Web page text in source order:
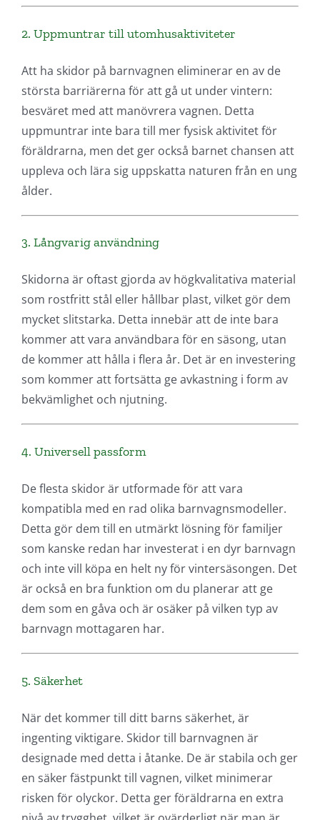
2. Uppmuntrar till utomhusaktiviteter
Att ha skidor på barnvagnen eliminerar en av de
största barriärerna för att gå ut under vintern:
besväret med att manövrera vagnen. Detta
uppmuntrar inte bara till mer fysisk aktivitet för
föräldrarna, men det ger också barnet chansen att
uppleva och lära sig uppskatta naturen från en ung
ålder.
3. Långvarig användning
Skidorna är oftast gjorda av högkvalitativa material
som rostfritt stål eller hållbar plast, vilket gör dem
mycket slitstarka. Detta innebär att de inte bara
kommer att vara användbara för en säsong, utan
de kommer att hålla i flera år. Det är en investering
som kommer att fortsätta ge avkastning i form av
bekvämlighet och njutning.
4. Universell passform
De flesta skidor är utformade för att vara
kompatibla med en rad olika barnvagnsmodeller.
Detta gör dem till en utmärkt lösning för familjer
som kanske redan har investerat i en dyr barnvagn
och inte vill köpa en helt ny för vintersäsongen. Det
är också en bra funktion om du planerar att ge
dem som en gåva och är osäker på vilken typ av
barnvagn mottagaren har.
5. Säkerhet
När det kommer till ditt barns säkerhet, är
ingenting viktigare. Skidor till barnvagnen är
designade med detta i åtanke. De är stabila och ger
en säker fästpunkt till vagnen, vilket minimerar
risken för olyckor. Detta ger föräldrarna en extra